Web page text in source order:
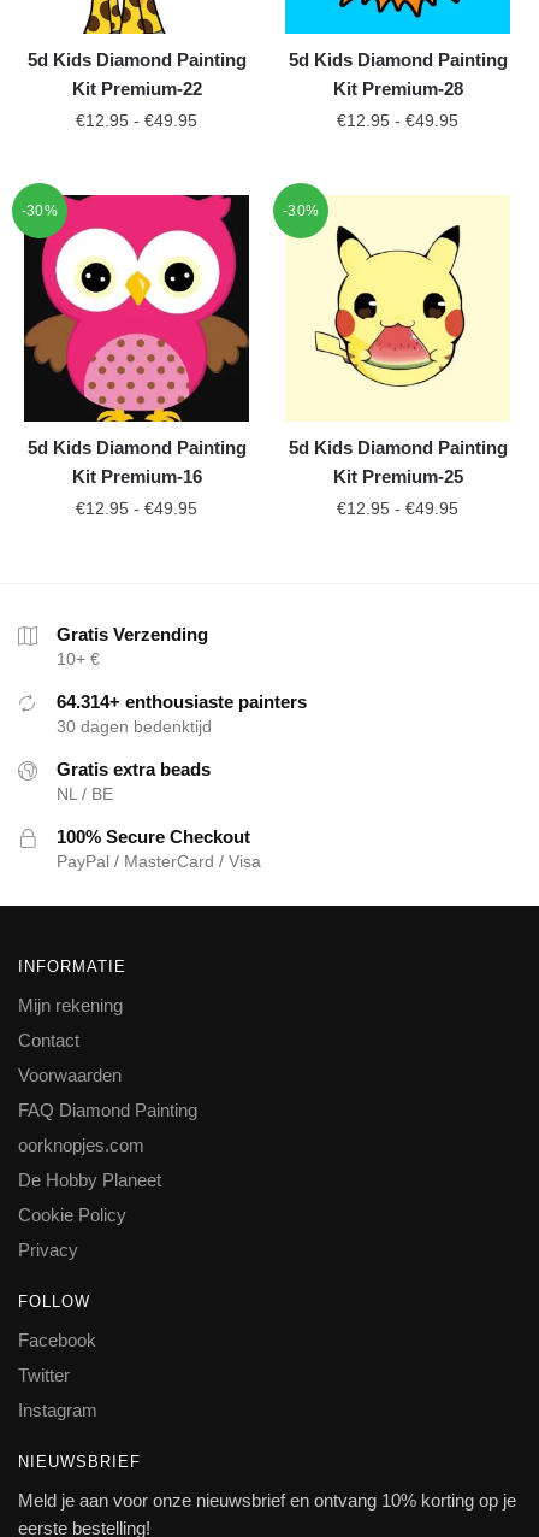
5d Kids Diamond Painting
Kit Premium-22
€12.95 - €49.95
5d Kids Diamond Painting
Kit Premium-28
€12.95 - €49.95
-30%
5d Kids Diamond Painting
Kit Premium-16
€12.95 - €49.95
-30%
5d Kids Diamond Painting
Kit Premium-25
€12.95 - €49.95
Gratis Verzending
10+ €
64.314+ enthousiaste painters
30 dagen bedenktijd
Gratis extra beads
NL / BE
100% Secure Checkout
PayPal / MasterCard / Visa
INFORMATIE
Mijn rekening
Contact
Voorwaarden
FAQ Diamond Painting
oorknopjes.com
De Hobby Planeet
Cookie Policy
Privacy
FOLLOW
Facebook
Twitter
Instagram
NIEUWSBRIEF
Meld je aan voor onze nieuwsbrief en ontvang 10% korting op je
eerste bestelling!